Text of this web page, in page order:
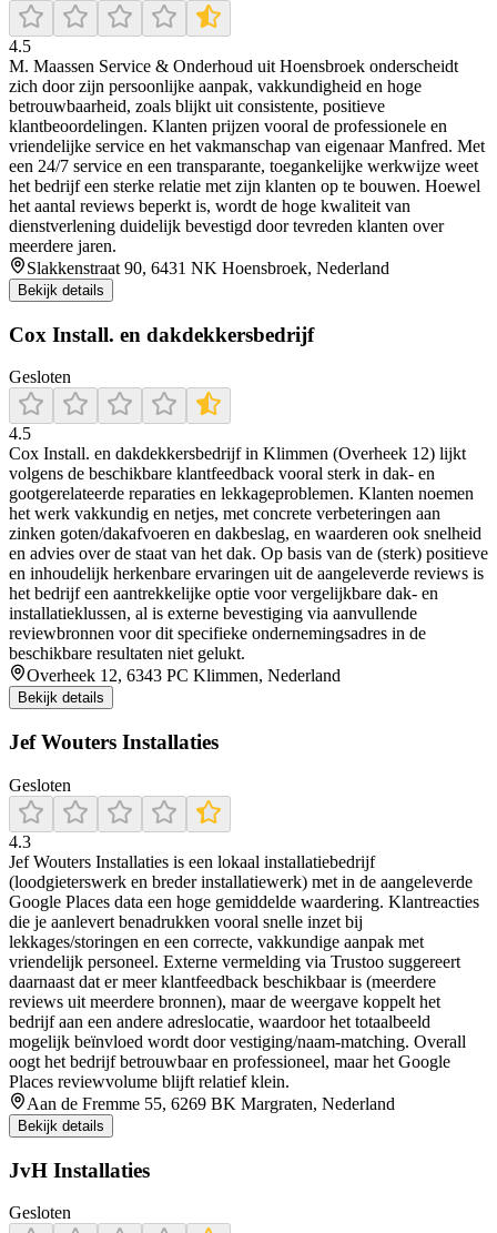
4.5
M. Maassen Service & Onderhoud uit Hoensbroek onderscheidt
zich door zijn persoonlijke aanpak, vakkundigheid en hoge
betrouwbaarheid, zoals blijkt uit consistente, positieve
klantbeoordelingen. Klanten prijzen vooral de professionele en
vriendelijke service en het vakmanschap van eigenaar Manfred. Met
een 24/7 service en een transparante, toegankelijke werkwijze weet
het bedrijf een sterke relatie met zijn klanten op te bouwen. Hoewel
het aantal reviews beperkt is, wordt de hoge kwaliteit van
dienstverlening duidelijk bevestigd door tevreden klanten over
meerdere jaren.
Slakkenstraat 90, 6431 NK Hoensbroek, Nederland
Bekijk details
Cox Install. en dakdekkersbedrijf
Gesloten
4.5
Cox Install. en dakdekkersbedrijf in Klimmen (Overheek 12) lijkt
volgens de beschikbare klantfeedback vooral sterk in dak- en
gootgerelateerde reparaties en lekkageproblemen. Klanten noemen
het werk vakkundig en netjes, met concrete verbeteringen aan
zinken goten/dakafvoeren en dakbeslag, en waarderen ook snelheid
en advies over de staat van het dak. Op basis van de (sterk) positieve
en inhoudelijk herkenbare ervaringen uit de aangeleverde reviews is
het bedrijf een aantrekkelijke optie voor vergelijkbare dak- en
installatieklussen, al is externe bevestiging via aanvullende
reviewbronnen voor dit specifieke ondernemingsadres in de
beschikbare resultaten niet gelukt.
Overheek 12, 6343 PC Klimmen, Nederland
Bekijk details
Jef Wouters Installaties
Gesloten
4.3
Jef Wouters Installaties is een lokaal installatiebedrijf
(loodgieterswerk en breder installatiewerk) met in de aangeleverde
Google Places data een hoge gemiddelde waardering. Klantreacties
die je aanlevert benadrukken vooral snelle inzet bij
lekkages/storingen en een correcte, vakkundige aanpak met
vriendelijk personeel. Externe vermelding via Trustoo suggereert
daarnaast dat er meer klantfeedback beschikbaar is (meerdere
reviews uit meerdere bronnen), maar de weergave koppelt het
bedrijf aan een andere adreslocatie, waardoor het totaalbeeld
mogelijk beïnvloed wordt door vestiging/naam-matching. Overall
oogt het bedrijf betrouwbaar en professioneel, maar het Google
Places reviewvolume blijft relatief klein.
Aan de Fremme 55, 6269 BK Margraten, Nederland
Bekijk details
JvH Installaties
Gesloten